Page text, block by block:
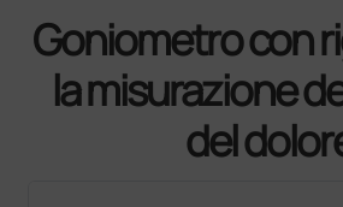
Goniometro con
la misurazione
del